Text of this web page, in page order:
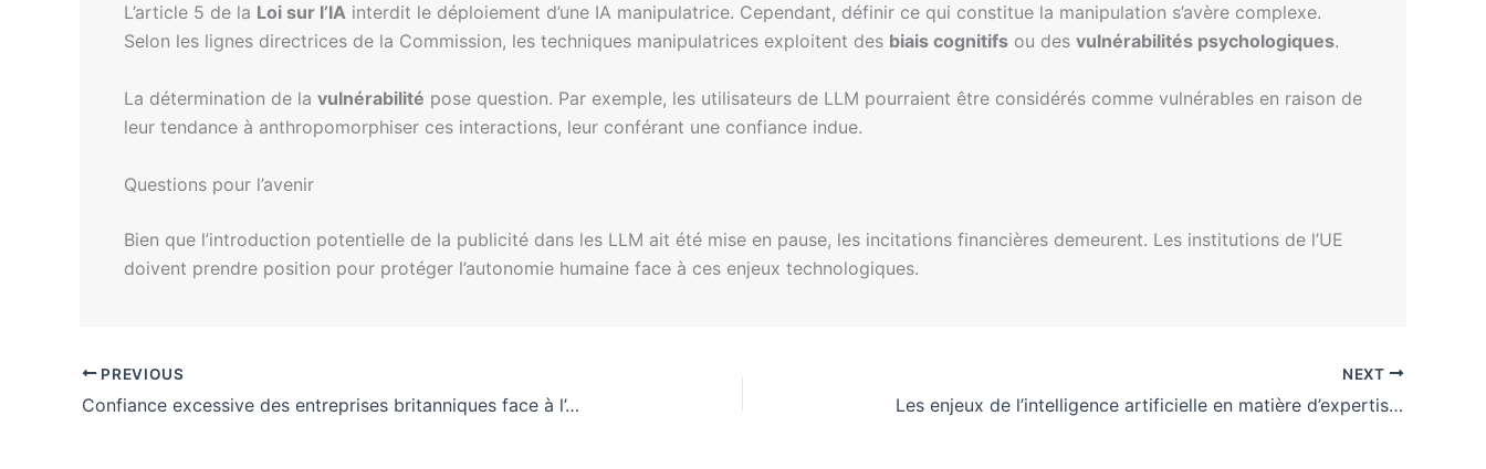
L’article 5 de la Loi sur l’IA interdit le déploiement d’une IA manipulatrice. Cependant, définir ce qui constitue la manipulation s’avère complexe.
Selon les lignes directrices de la Commission, les techniques manipulatrices exploitent des biais cognitifs ou des vulnérabilités psychologiques.
La détermination de la vulnérabilité pose question. Par exemple, les utilisateurs de LLM pourraient être considérés comme vulnérables en raison de
leur tendance à anthropomorphiser ces interactions, leur conférant une confiance indue.
Questions pour l’avenir
Bien que l’introduction potentielle de la publicité dans les LLM ait été mise en pause, les incitations financières demeurent. Les institutions de l’UE
doivent prendre position pour protéger l’autonomie humaine face à ces enjeux technologiques.
PREVIOUS
Confiance excessive des entreprises britanniques face à l’Acte sur l’IA de l’UE
NEXT
Les enjeux de l’intelligence artificielle en matière d’expertise judiciaire